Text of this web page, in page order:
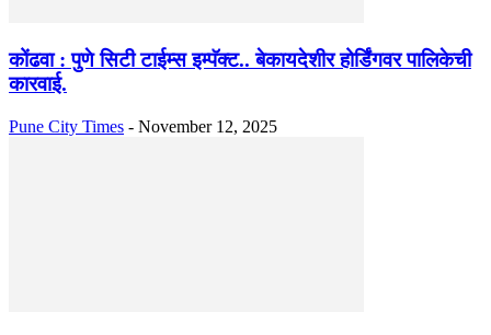
कोंढवा : पुणे सिटी टाईम्स इम्पॅक्ट.. बेकायदेशीर होर्डिंगवर पालिकेची
कारवाई.
Pune City Times - November 12, 2025